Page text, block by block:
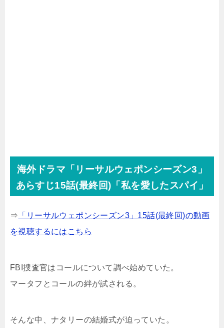
海外ドラマ「リーサルウェポンシーズン3」
あらすじ15話(最終回)「私を愛したスパイ」
⇒ 「リーサルウェポンシーズン3」15話(最終回)の動画
を視聴するにはこちら
FBI捜査官はコールについて調べ始めていた。
マータフとコールの絆が試される。
そんな中、ナタリーの結婚式が迫っていた。